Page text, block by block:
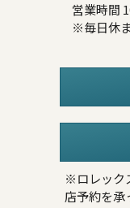
営業時間
※毎日休
※ロレック
店予約を承